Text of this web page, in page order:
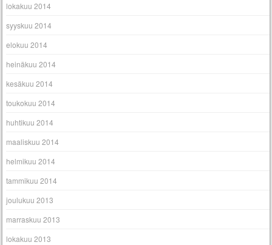
lokakuu 2014
syyskuu 2014
elokuu 2014
heinäkuu 2014
kesäkuu 2014
toukokuu 2014
huhtikuu 2014
maaliskuu 2014
helmikuu 2014
tammikuu 2014
joulukuu 2013
marraskuu 2013
lokakuu 2013